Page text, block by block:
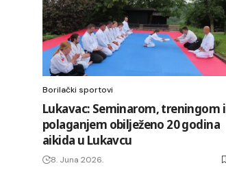
Borilački sportovi
Lukavac: Seminarom, treningom i
polaganjem obilježeno 20 godina
aikida u Lukavcu
8. Juna 2026.